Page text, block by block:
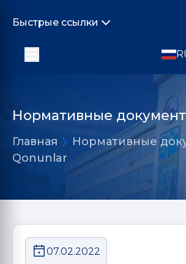
Быстрые ссылки
Нормативные
Главная
Нормативные
Qonunlar
07.02.2022